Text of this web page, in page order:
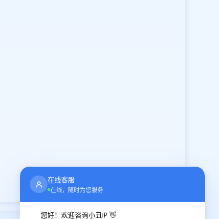
在线客服
在线，随时为您服务
您好！欢迎咨询小丑IP 👋